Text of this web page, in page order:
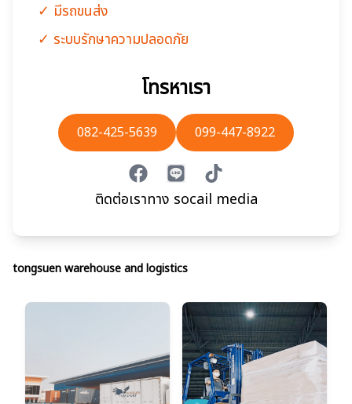
✓ มีรถขนส่ง
✓ ระบบรักษาความปลอดภัย
โทรหาเรา
082-425-5639 099-447-8922
facebookline tiktok
ติดต่อเราทาง socail media
tongsuen warehouse and logistics